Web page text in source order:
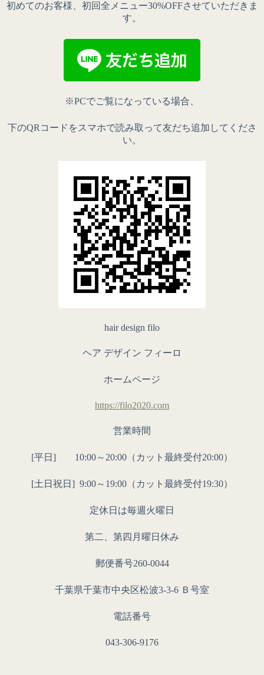
初めてのお客様、初回全メニュー30%OFFさせていただきま
す。
※PCでご覧になっている場合、
下のQRコードをスマホで読み取って友だち追加してくださ
い。
hair design filo
ヘア デザイン フィーロ
ホームページ
https://filo2020.com
営業時間
[平日] 10:00～20:00（カット最終受付20:00）
[土日祝日] 9:00～19:00（カット最終受付19:30）
定休日は毎週火曜日
第二、第四月曜日休み
郵便番号260-0044
千葉県千葉市中央区松波3-3-6 Ｂ号室
電話番号
043-306-9176